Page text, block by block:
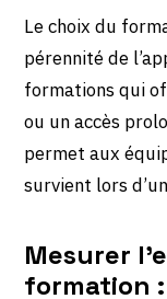
Le choix du
pérennité de
formations qui
ou un accès
permet aux
survient lors
Mesurer
formation